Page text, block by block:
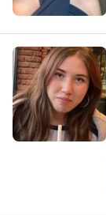
T